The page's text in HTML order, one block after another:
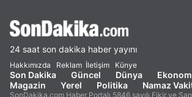
24 saat son dakika haber yayını
Hakkımızda Reklam İletişim Künye
Son Dakika Güncel Dünya
Magazin
Yerel Politika Namaz
SonDakika.com Haber Portalı 5846 sayılı Fikir ve